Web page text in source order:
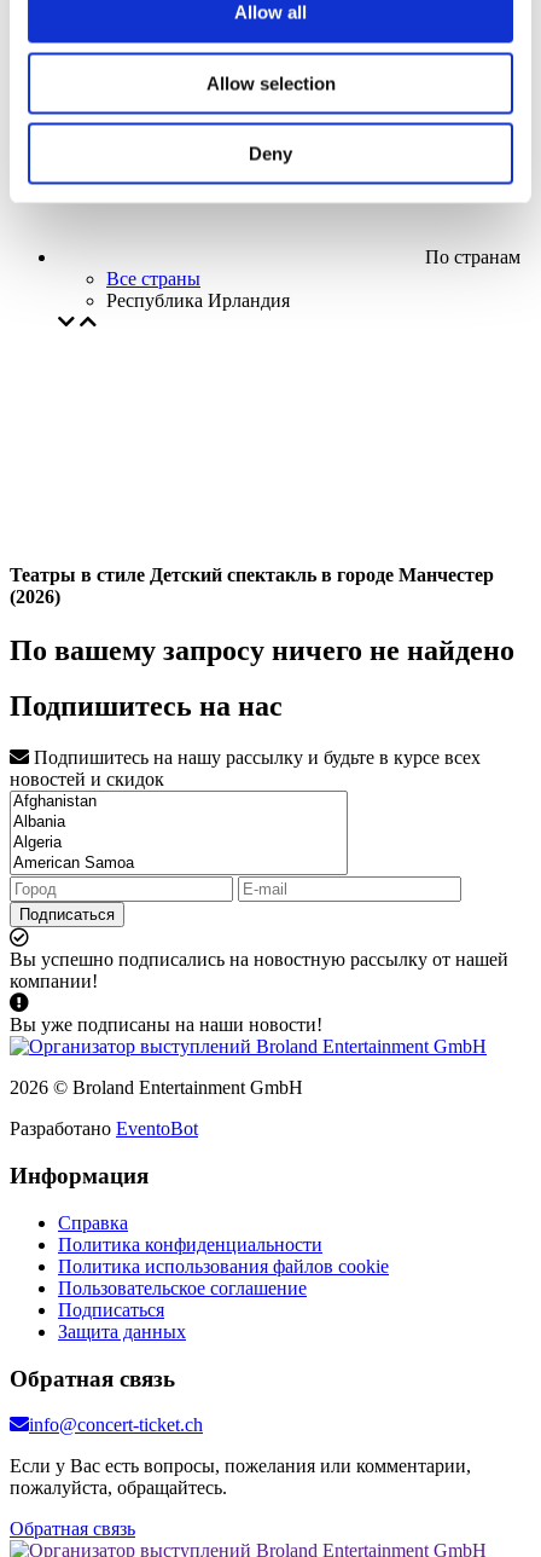
Allow all
Allow selection
Deny
Без поджанра
Применить
По странам
Все страны
Республика Ирландия
Театры в стиле Детский спектакль в городе Манчестер
(2026)
По вашему запросу ничего не найдено
Подпишитесь на нас
Подпишитесь на нашу рассылку и будьте в курсе всех
новостей и скидок
Подписаться
Вы успешно подписались на новостную рассылку от нашей
компании!
Вы уже подписаны на наши новости!
2026 © Broland Entertainment GmbH
Разработано EventoBot
Информация
Справка
Политика конфиденциальности
Политика использования файлов cookie
Пользовательское соглашение
Подписаться
Защита данных
Обратная связь
info@concert-ticket.ch
Если у Вас есть вопросы, пожелания или комментарии,
пожалуйста, обращайтесь.
Обратная связь